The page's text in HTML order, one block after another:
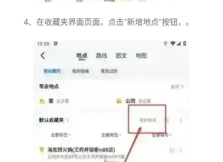
4、在收藏夹界面页面，点击“新增地点”按钮，。